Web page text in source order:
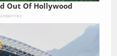
Out Of Hollywood